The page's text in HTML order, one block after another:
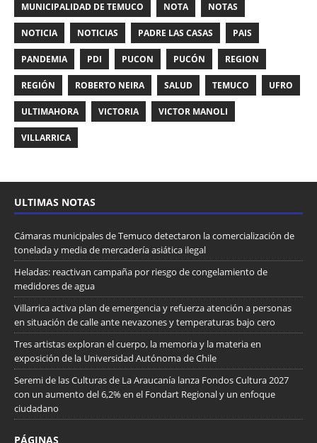
MUNICIPALIDAD DE TEMUCO NOTA NOTAS
NOTICIA NOTICIAS PADRE LAS CASAS PAIS
PANDEMIA PDI PUCON PUCÓN REGION
REGIÓN ROBERTO NEIRA SALUD TEMUCO UFRO
ULTIMAHORA VICTORIA VICTOR MANOLI
VILLARRICA
ULTIMAS NOTAS
Cámaras municipales de Temuco detectaron la comercialización de
tonelada y media de mercadería asiática ilegal
Heladas: reactivan campaña por riesgo de congelamiento de
medidores de agua
Villarrica activa plan de emergencia y refuerza atención a personas
en situación de calle ante nevazones y temperaturas bajo cero
Tres artistas exploran el cuerpo, la memoria y la materia en
exposición de la Universidad Autónoma de Chile
Seremi de las Culturas de La Araucanía lanza Fondos Cultura 2027
con un aumento del 6,2% en el Fondart Regional y un enfoque
ciudadano
PÁGINAS